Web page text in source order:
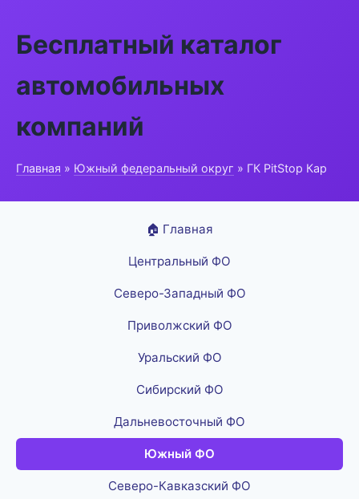
Бесплатный каталог
автомобильных
компаний
Главная » Южный федеральный округ » ГК PitStop Кар
🏠 Главная
Центральный ФО
Северо-Западный ФО
Приволжский ФО
Уральский ФО
Сибирский ФО
Дальневосточный ФО
Южный ФО
Северо-Кавказский ФО